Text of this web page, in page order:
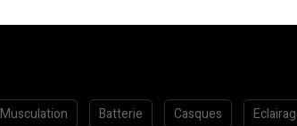
Batterie Casques